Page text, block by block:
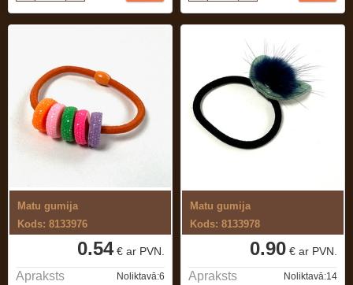
Matu gumija
Kods: 8133976
0.54€ ar PVN.
Apraksts Noliktavā:6
Matu gumija
Kods: 8133978
0.90 € ar PVN.
Apraksts Noliktavā:14